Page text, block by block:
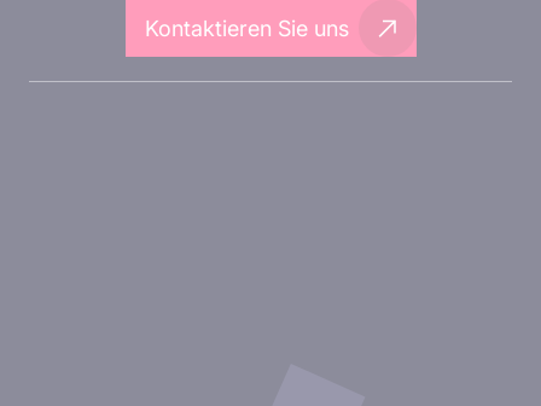
Kontaktieren Sie uns